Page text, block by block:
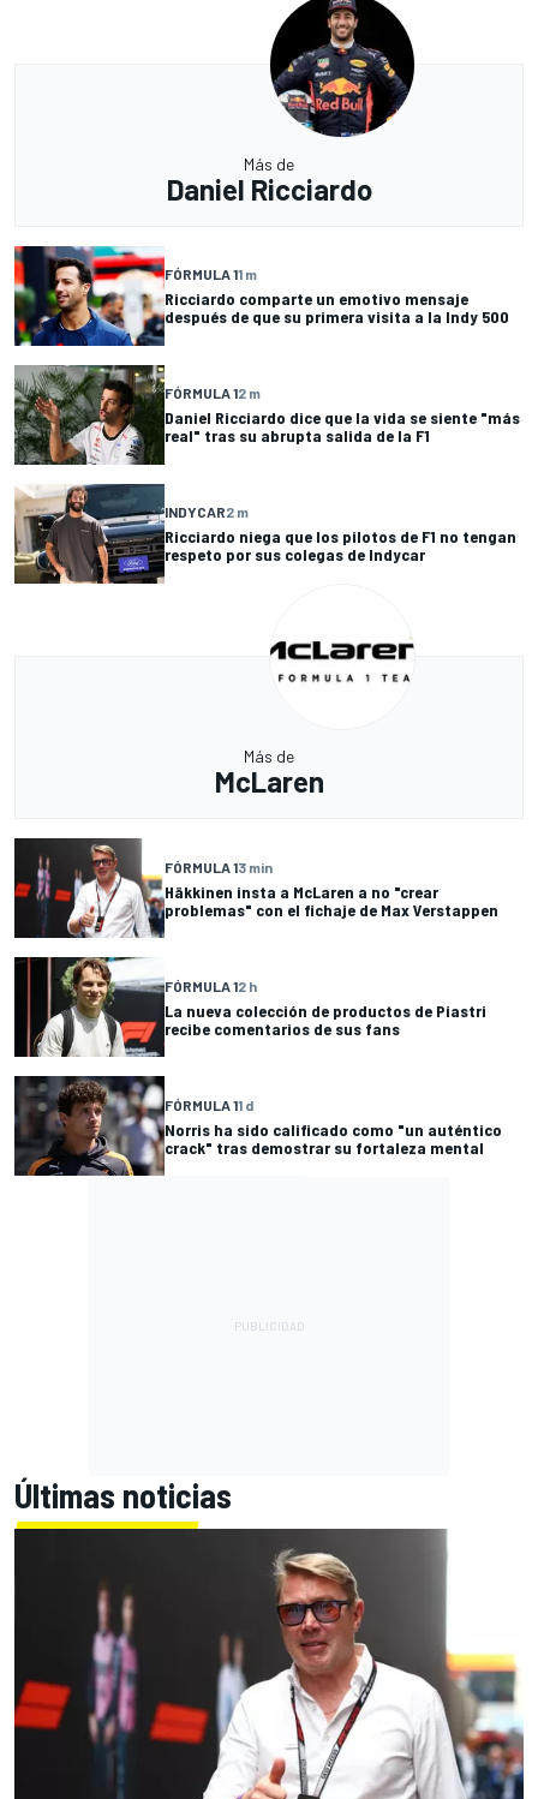
Más de
Daniel Ricciardo
FÓRMULA 11 m
Ricciardo comparte un emotivo mensaje
después de que su primera visita a la Indy 500
FÓRMULA 12 m
Daniel Ricciardo dice que la vida se siente "más
real" tras su abrupta salida de la F1
INDYCAR2 m
Ricciardo niega que los pilotos de F1 no tengan
respeto por sus colegas de Indycar
Más de
McLaren
FÓRMULA 13 min
Häkkinen insta a McLaren a no "crear
problemas" con el fichaje de Max Verstappen
FÓRMULA 12 h
La nueva colección de productos de Piastri
recibe comentarios de sus fans
FÓRMULA 11 d
Norris ha sido calificado como "un auténtico
crack" tras demostrar su fortaleza mental
Últimas noticias